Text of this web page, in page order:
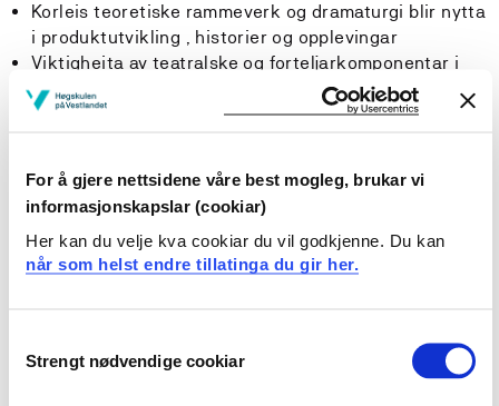
For å gjere nettsidene våre best mogleg, brukar vi
informasjonskapslar (cookiar)
Her kan du velje kva cookiar du vil godkjenne. Du kan
når som helst endre tillatinga du gir her.
Selection
Strengt nødvendige cookiar
Korleis teoretiske rammeverk og dramaturgi blir nytta
i produktutvikling , historier og opplevingar
Viktigheita av teatralske og forteljarkomponentar i
servicemøte.
Ulike digitale plattformer og sosiale media til ulike
området tematiserte opplevelser og storytelling
Historia, tradisjonar, eigenart og plass i samfunnet til
emnet opplevingsøkonomi og storytelling
At studentane skal vere i stand til å: